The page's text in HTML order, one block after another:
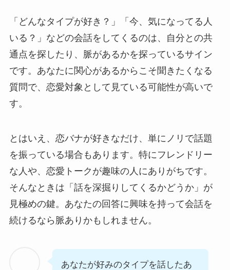
「どんなタイプが好き？」「今、気になってる人
いる？」などの会話をしてくるのは、自分との共
通点を探したり、脈があるかを探っているサイン
です。あなたに関心があるからこそ聞きたくなる
質問で、恋愛対象として見ている可能性が高いで
す。
とはいえ、恋バナが好きなだけ、単にノリで話題
を振っている場合もあります。特にフレンドリー
な人や、恋愛トークが趣味の人にありがちです。
そんなときは「話を深掘りしてくるかどうか」が
見極めの鍵。あなたの回答に興味を持って会話を
続けるなら脈ありかもしれません。
あなたが好みのタイプを話したあ